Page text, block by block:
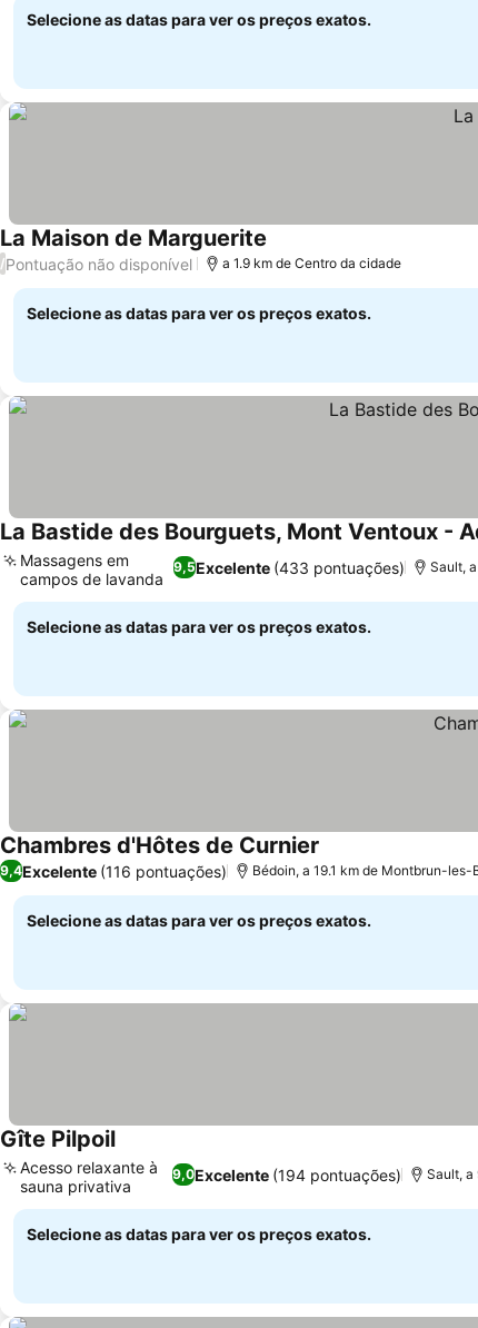
Selecione as datas para ver os preços exatos.
La Maison de Marguerite
/Pontuação não disponível a 1.9 km de Centro da cidade
Selecione as datas para ver os preços exatos.
La Bastide des Bourguets, Mont Ventoux -
9,5Excelente (433 pontuações)
Massagens em
campos de lavanda
Sault,
Selecione as datas para ver os preços exatos.
Chambres d'Hôtes de Curnier
9,4Excelente (116 pontuações) Bédoin, a 19.1 km de Montbrun-les-
Selecione as datas para ver os preços exatos.
Gîte Pilpoil
9,0Excelente (194 pontuações)
Acesso relaxante à
sauna privativa
Sault,
Selecione as datas para ver os preços exatos.